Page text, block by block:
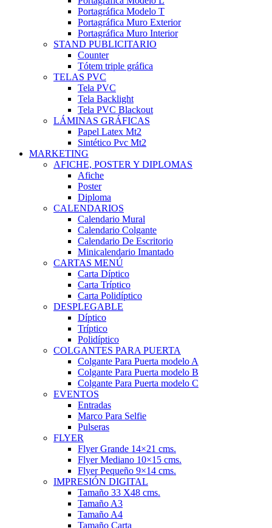
Portagráfica Modelo T
Portagráfica Muro Exterior
Portagráfica Muro Interior
STAND PUBLICITARIO
Counter
Tótem triple gráfica
TELAS PVC
Tela PVC
Tela Backlight
Tela PVC Blackout
LÁMINAS GRÁFICAS
Papel Latex Mt2
Sintético Pvc Mt2
MARKETING
AFICHE, POSTER Y DIPLOMAS
Afiche
Poster
Diploma
CALENDARIOS
Calendario Mural
Calendario Colgante
Calendario De Escritorio
Minicalendario Imantado
CARTAS MENÚ
Carta Díptico
Carta Tríptico
Carta Polidíptico
DESPLEGABLE
Díptico
Tríptico
Polidíptico
COLGANTES PARA PUERTA
Colgante Para Puerta modelo A
Colgante Para Puerta modelo B
Colgante Para Puerta modelo C
EVENTOS
Entradas
Marco Para Selfie
Pulseras
FLYER
Flyer Grande 14×21 cms.
Flyer Mediano 10×15 cms.
Flyer Pequeño 9×14 cms.
IMPRESIÓN DIGITAL
Tamaño 33 X48 cms.
Tamaño A3
Tamaño A4
Tamaño Carta